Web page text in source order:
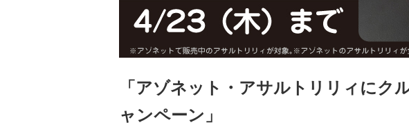
「アゾネット・アサルトリリィにク
ャンペーン」